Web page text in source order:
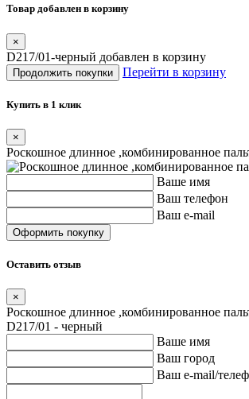
Товар добавлен в корзину
×
D217/01-черный добавлен в корзину
Продолжить покупки Перейти в корзину
Купить в 1 клик
×
Роскошное длинное ,комбинированное
Ваше имя
Ваш телефон
Ваш e-mail
Оставить отзыв
×
Роскошное длинное ,комбинированное
D217/01 - черный
Ваше имя
Ваш город
Ваш e-mail/